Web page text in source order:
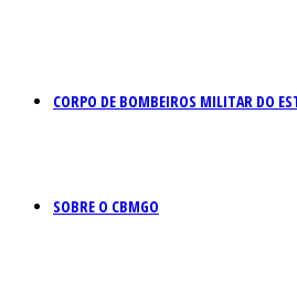
CORPO DE BOMBEIROS MILITAR DO
SOBRE O CBMGO